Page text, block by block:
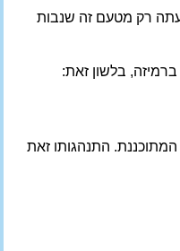
עתה רק מטעם זה שנבות
בלשון זאת:
התנהגותו זאת